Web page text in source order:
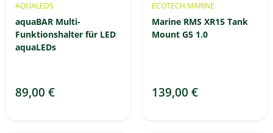
AQUALEDS
aquaBAR Multi-
Funktionshalter für LED
aquaLEDs
89,00 €
ECOTECH MARINE
Marine RMS XR15 Tank
Mount G5 1.0
139,00 €